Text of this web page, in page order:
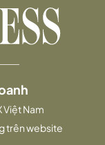
Việt Nam
trên website